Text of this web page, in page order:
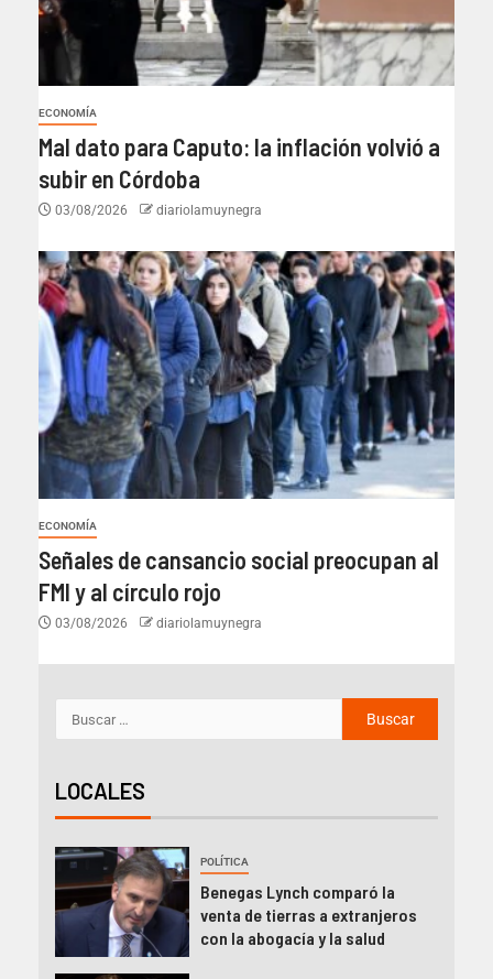
ECONOMÍA
Mal dato para Caputo: la inflación volvió a
subir en Córdoba
03/08/2026 diariolamuynegra
ECONOMÍA
Señales de cansancio social preocupan al
FMI y al círculo rojo
03/08/2026 diariolamuynegra
LOCALES
POLÍTICA
Benegas Lynch comparó la
venta de tierras a extranjeros
con la abogacía y la salud